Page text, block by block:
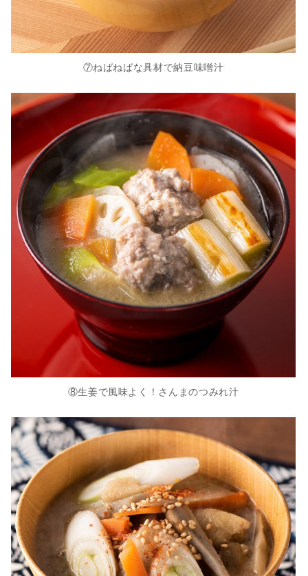
⑦ねばねばな具材で納豆味噌汁
⑧生姜で風味よく！さんまのつみれ汁